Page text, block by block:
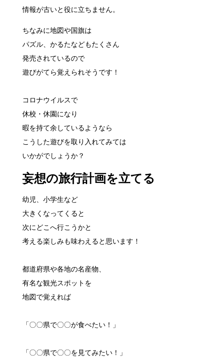
情報が古いと役に立ちません。
ちなみに地図や国旗は
パズル、かるたなどもたくさん
発売されているので
遊びがてら覚えられそうです！
コロナウイルスで
休校・休園になり
暇を持て余しているようなら
こうした遊びを取り入れてみては
いかがでしょうか？
妄想の旅行計画を立てる
幼児、小学生など
大きくなってくると
次にどこへ行こうかと
考える楽しみも味わえると思います！
都道府県や各地の名産物、
有名な観光スポットを
地図で覚えれば
「〇〇県で〇〇が食べたい！」
「〇〇県で〇〇を見てみたい！」